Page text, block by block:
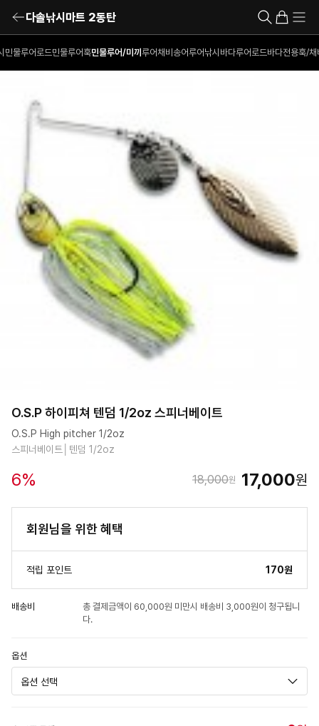
다솔낚시마트 2동탄
민물루어로드민물루어훅민물루어/미끼 루어채비 송어루어낚시 바다루어로드바다전용훅/채
O.S.P 하이피쳐 텐덤 1/2oz 스피너베이트
O.S.P High pitcher 1/2oz
스피너베이트│텐덤 1/2oz
6% 18,000원 17,000원
회원님을 위한 혜택
적립 포인트 170원
배송비
총 결제금액이 60,000원 미만시 배송비 3,000원이 청구됩니
다.
옵션